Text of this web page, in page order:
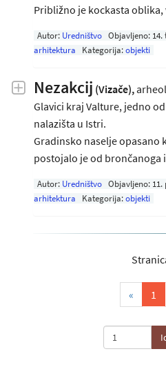
Približno je kockasta
Autor: Uredništvo Objavljeno: 14.
arhitektura
Kategorija:objekti
Nezakcij (Vizače),
Glavici kraj Valture, jedno
nalazišta u Istri.
Gradinsko naselje opasano
postojalo je od brončanoga
Autor: Uredništvo Objavljeno: 11.
arhitektura
Kategorija:objekti
« 1